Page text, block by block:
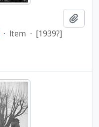
· Item · [1939?]